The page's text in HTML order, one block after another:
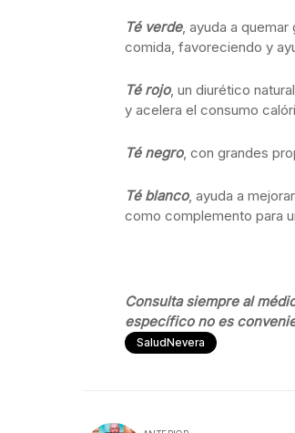
Té verde, ayuda a
comida, favoreciendo y
Té rojo, un diurético
y acelera el consumo
Té negro, con grandes
Té blanco, ayuda a
como complemento para
Consulta siempre al
específico no es
SaludNevera